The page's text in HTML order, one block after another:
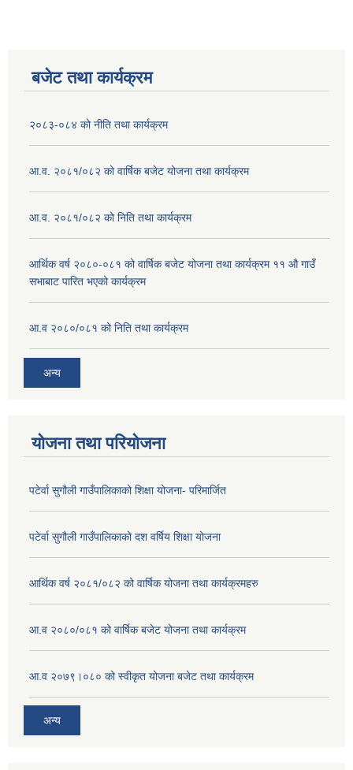
बजेट तथा कार्यक्रम
२०८३-०८४ को नीति तथा कार्यक्रम
आ.व. २०८१/०८२ को वार्षिक बजेट योजना तथा कार्यक्रम
आ.व. २०८१/०८२ को निति तथा कार्यक्रम
आर्थिक वर्ष २०८०-०८१ को वार्षिक बजेट योजना तथा कार्यक्रम ११ औ गाउँ
सभाबाट पारित भएको कार्यक्रम
आ.व २०८०/०८१ को निति तथा कार्यक्रम
अन्य
योजना तथा परियोजना
पटेर्वा सुगौली गाउँपालिकाको शिक्षा योजना- परिमार्जित
पटेर्वा सुगौली गाउँपालिकाको दश वर्षिय शिक्षा योजना
आर्थिक वर्ष २०८१/०८२ को वार्षिक योजना तथा कार्यक्रमहरु
आ.व २०८०/०८१ को वार्षिक बजेट योजना तथा कार्यक्रम
आ.व २०७९।०८० को स्वीकृत योजना बजेट तथा कार्यक्रम
अन्य